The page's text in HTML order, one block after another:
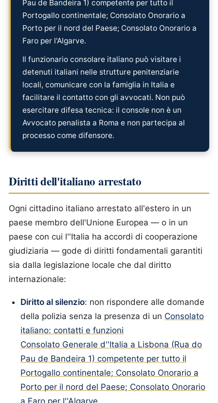
Pau de Bandeira 1) competente per tutto il
Portogallo continentale; Consolato Onorario a
Porto per il nord del Paese; Consolato Onorario a
Faro per l'Algarve.
Il funzionario consolare italiano può visitare i
detenuti italiani nelle strutture penitenziarie
locali, comunicare con la famiglia in Italia e
facilitare il contatto con gli avvocati. Non può
esercitare difesa tecnica: il console non è un
Avvocato penalista a Roma e non partecipa al
processo come difensore.
Diritti dell'italiano arrestato
Ogni cittadino italiano arrestato all'estero in un
paese membro dell'Unione Europea — o in un
paese con cui l''Italia ha accordi di cooperazione
giudiziaria — gode di diritti fondamentali garantiti
sia dalla legislazione locale che dal diritto
internazionale:
Diritto al silenzio: non rispondere alle domande
della polizia senza la presenza di un Consolato
italiano: contatti e funzioni
Consolato Generale d''Italia a Lisbona (Rua do
Pau de Bandeira 1) competente per tutto il
Portogallo continentale; Consolato Onorario a
Porto per il nord del Paese; Consolato Onorario
a Faro per l''Algarve.